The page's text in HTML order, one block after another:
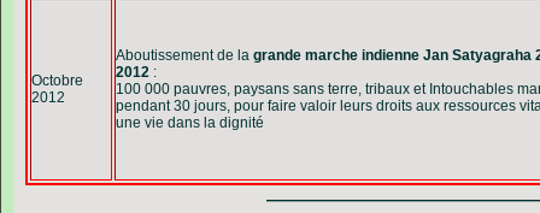
Octobre
2012
Aboutissement de la grande marche indienne Jan Satyagraha
2012 :
100 000 pauvres, paysans sans terre, tribaux et Intouchables
pendant 30 jours, pour faire valoir leurs droits aux ressources
une vie dans la dignité